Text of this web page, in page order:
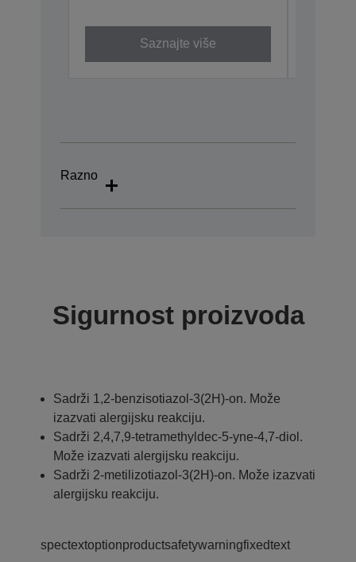
Saznajte više
Razno
Sigurnost proizvoda
Sadrži 1,2-benzisotiazol-3(2H)-on. Može
izazvati alergijsku reakciju.
Sadrži 2,4,7,9-tetramethyldec-5-yne-4,7-diol.
Može izazvati alergijsku reakciju.
Sadrži 2-metilizotiazol-3(2H)-on. Može izazvati
alergijsku reakciju.
spectextoptionproductsafetywarningfixedtext